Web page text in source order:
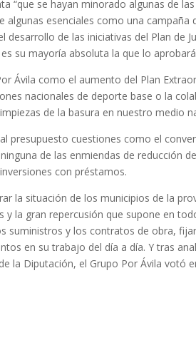
“que se hayan minorado algunas de
algunas esenciales como una campaña
de las iniciativas del Plan de
su mayoría absoluta la que lo
Ávila como el aumento del Plan
nacionales de deporte base o la
de la basura en nuestro medio
presupuesto cuestiones como el
de las enmiendas de reducción
con préstamos.
la situación de los municipios de la
la gran repercusión que supone en
suministros y los contratos de obra,
en su trabajo del día a día. Y tras
la Diputación, el Grupo Por Ávila votó